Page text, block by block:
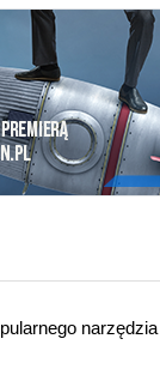
narzędzia